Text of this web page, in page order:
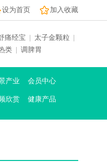
设为首页 加入收藏
痛经宝 太子金颗粒
类 调脾胃
产业 会员中心
欣赏 健康产品